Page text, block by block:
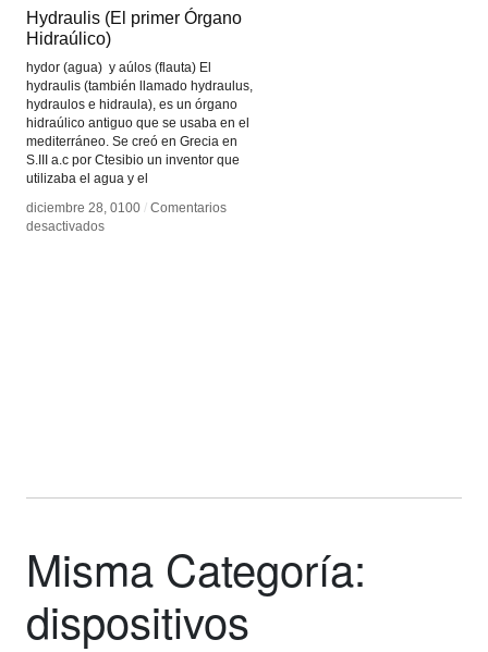
Hydraulis (El primer Órgano
Hidraúlico)
hydor (agua) y aúlos (flauta) El
hydraulis (también llamado hydraulus,
hydraulos e hidraula), es un órgano
hidraúlico antiguo que se usaba en el
mediterráneo. Se creó en Grecia en
S.III a.c por Ctesibio un inventor que
utilizaba el agua y el
diciembre 28, 0100 / Comentarios
desactivadosen
Hydraulis (El primer Órgano
Hidraúlico)
diciembre 28, 0100 / Comentarios
desactivadosen
Misma Categoría:
dispositivos